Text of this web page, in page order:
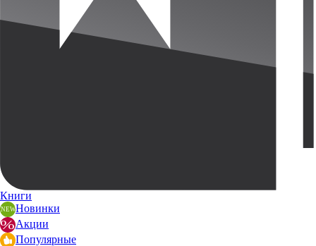
Книги
Новинки
Акции
Популярные